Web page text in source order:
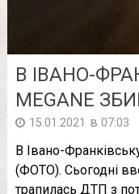
В ІВАНО-
MEGANE
15.01.2021 в 07:03
В Івано-
(ФОТО). Сьогодні
трапилась ДТП з